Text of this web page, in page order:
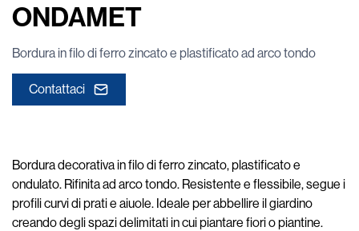
ONDAMET
Bordura in filo di ferro zincato e plastificato ad arco tondo
Contattaci
Bordura decorativa in filo di ferro zincato, plastificato e
ondulato. Rifinita ad arco tondo. Resistente e flessibile, segue i
profili curvi di prati e aiuole. Ideale per abbellire il giardino
creando degli spazi delimitati in cui piantare fiori o piantine.